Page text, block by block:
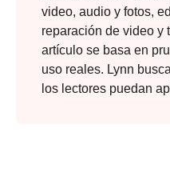
video, audio y fotos,
reparación de video y
artículo se basa en
uso reales. Lynn
los lectores puedan